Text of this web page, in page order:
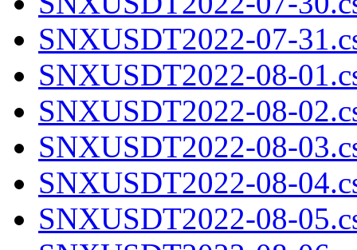
SNXUSDT2022-07-
SNXUSDT2022-08-
SNXUSDT2022-08-
SNXUSDT2022-08-
SNXUSDT2022-08-
SNXUSDT2022-08-